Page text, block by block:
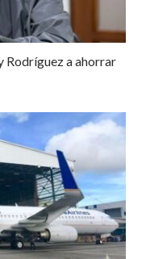
Rodríguez a ahorrar